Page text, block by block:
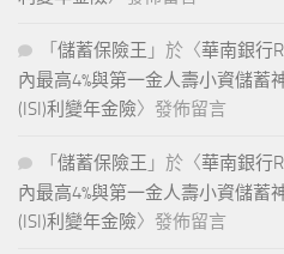
「 儲蓄保險王 」於〈華南銀行
內最高4%與第一金人壽小資儲蓄
(ISI)利變年金險〉發佈留言
「 儲蓄保險王 」於〈華南銀行
內最高4%與第一金人壽小資儲蓄
(ISI)利變年金險〉發佈留言